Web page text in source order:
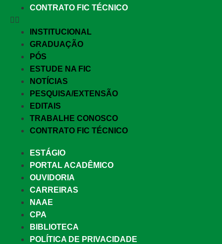
CONTRATO FIC TÉCNICO
INSTITUCIONAL
GRADUAÇÃO
PÓS
ESTUDE NA FIC
NOTÍCIAS
PESQUISA/EXTENSÃO
EDITAIS
TRABALHE CONOSCO
CONTRATO FIC TÉCNICO
ESTÁGIO
PORTAL ACADÊMICO
OUVIDORIA
CARREIRAS
NAAE
CPA
BIBLIOTECA
POLÍTICA DE PRIVACIDADE